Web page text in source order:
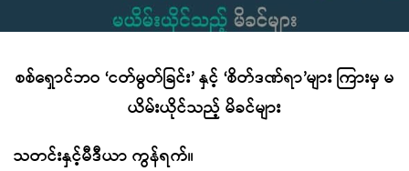
စစ်ရှောင်ဘဝ ‘ငတ်မွတ်ခြင်း’ နှင့် ‘စိတ်ဒဏ်ရာ’များ ကြားမှ မ
ယိမ်းယိုင်သည့် မိခင်များ
သတင်းနှင့်မီဒီယာ ကွန်ရက်။